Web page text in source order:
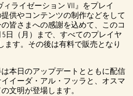
ィライゼーション VII』をプレイ
供やコンテンツの制作などをして
皆さまへの感謝を込めて、このコ
5日（月）まで、すべてのプレイヤ
ます。その後は有料で販売となり
本日のアップデートとともに配信
イーダ・アル・フッラと、オスマ
文明が登場します。